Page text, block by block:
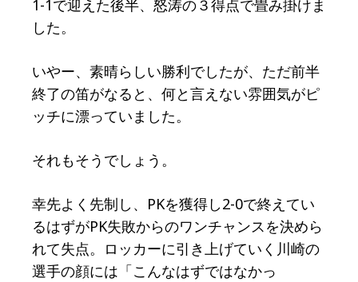
1-1で迎えた後半、怒涛の３得点で畳み掛けま
した。
いやー、素晴らしい勝利でしたが、ただ前半
終了の笛がなると、何と言えない雰囲気がピ
ッチに漂っていました。
それもそうでしょう。
幸先よく先制し、PKを獲得し2-0で終えてい
るはずがPK失敗からのワンチャンスを決めら
れて失点。ロッカーに引き上げていく川崎の
選手の顔には「こんなはずではなかっ